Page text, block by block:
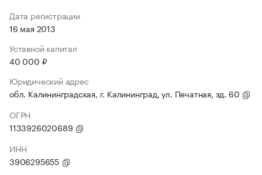
Дата регистрации
16 мая 2013
Уставной капитал
40 000 ₽
Юридический адрес
обл. Калининградская, г. Калининград, ул. Печатная, зд. 60
ОГРН
1133926020689
ИНН
3906295655